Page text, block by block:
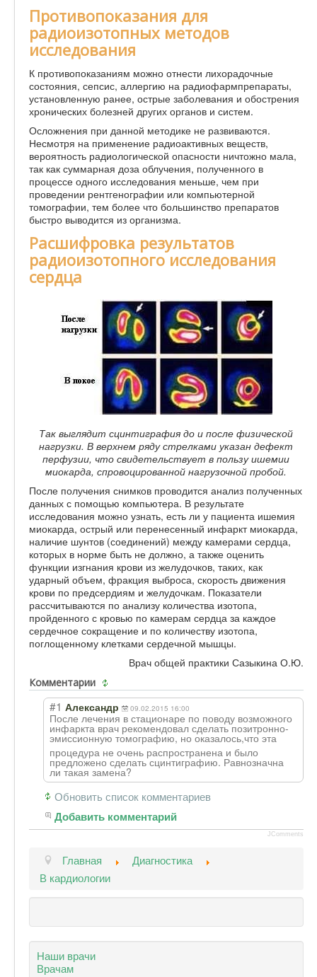
Противопоказания для
радиоизотопных методов
исследования
К противопоказаниям можно отнести лихорадочные
состояния, сепсис, аллергию на радиофармпрепараты,
установленную ранее, острые заболевания и обострения
хронических болезней других органов и систем.
Осложнения при данной методике не развиваются.
Несмотря на применение радиоактивных веществ,
вероятность радиологической опасности ничтожно мала,
так как суммарная доза облучения, полученного в
процессе одного исследования меньше, чем при
проведении рентгенографии или компьютерной
томографии, тем более что большинство препаратов
быстро выводится из организма.
Расшифровка результатов
радиоизотопного исследования
сердца
Так выглядит сцинтиграфия до и после физической
нагрузки. В верхнем ряду стрелками указан дефект
перфузии, что свидетельствует в пользу ишемии
миокарда, спровоцированной нагрузочной пробой.
После получения снимков проводится анализ полученных
данных с помощью компьютера. В результате
исследования можно узнать, есть ли у пациента ишемия
миокарда, острый или перенесенный инфаркт миокарда,
наличие шунтов (соединений) между камерами сердца,
которых в норме быть не должно, а также оценить
функции изгнания крови из желудочков, таких, как
ударный объем, фракция выброса, скорость движения
крови по предсердиям и желудочкам. Показатели
рассчитываются по анализу количества изотопа,
пройденного с кровью по камерам сердца за каждое
сердечное сокращение и по количеству изотопа,
поглощенному клетками сердечной мышцы.
Врач общей практики Сазыкина О.Ю.
Комментарии
#1 Александр 09.02.2015 16:00
После лечения в стационаре по поводу возможного
инфаркта врач рекомендовал сделать позитронно-
эмиссионную томографию, но оказалось,что эта
процедура не очень распространена и было
предложено сделать сцинтиграфию. Равнозначна
ли такая замена?
Обновить список комментариев
Добавить комментарий
JComments
Главная
Диагностика
В кардиологии
Наши врачи
Врачам